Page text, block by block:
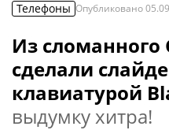
Телефоны Опубликовано
Из сломанного
сделали
клавиатурой
выдумку хитра!